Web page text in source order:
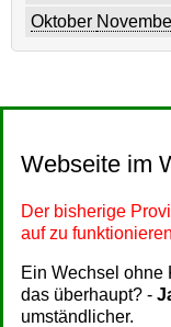
Oktober
Webseite im
Der bisherige
auf zu
Ein Wechsel ohne
das überhaupt? -
umständlicher.